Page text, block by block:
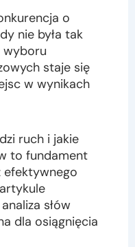
o
nie była tak
wyboru
staje się
w wynikach
ruch i jakie
to fundament
słów
dla osiągnięcia